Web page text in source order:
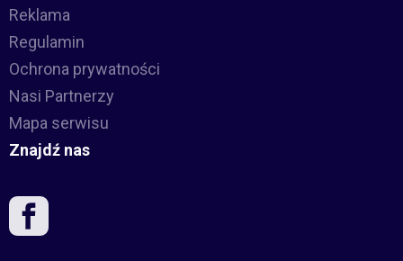
Reklama
Regulamin
Ochrona prywatności
Nasi Partnerzy
Mapa serwisu
Znajdź nas